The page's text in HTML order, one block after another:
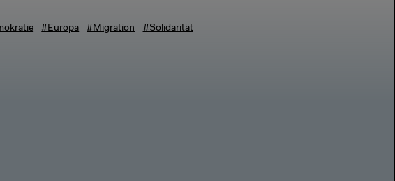
#Europa #Migration #Solidarität